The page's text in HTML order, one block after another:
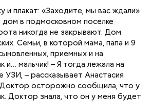
и плакат: «Заходите, мы вас ждали».
в подмосковном поселке
никогда не закрывают. Дом
Семьи, в которой мама, папа и 9
приемных и на
и… мальчик! – Я тогда лежала на
УЗИ, – рассказывает Анастасия
осторожно сообщила, что у
Доктор знала, что он у меня будет